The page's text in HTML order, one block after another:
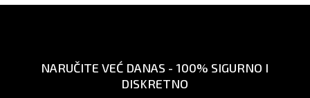
NARUČITE VEĆ DANAS - 100% SIGURNO I
DISKRETNO